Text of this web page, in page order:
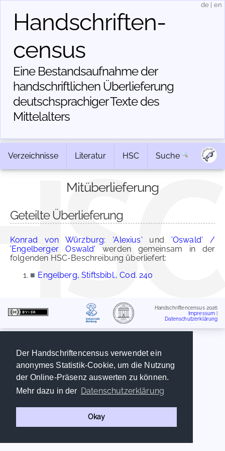
Der Handschriftencensus verwendet ein
anonymes Statistik-Cookie, um die Nutzung
der Online-Präsenz auswerten zu können.
Mehr dazu in der Datenschutzerklärung
Okay
Handschriften­
census
Eine Bestandsaufnahme der
handschriftlichen Über­lieferung
deutschsprachiger Texte des
Mittelalters
de en
Verzeichnisse Literatur HSC Suche
Mitüberlieferung
Geteilte Überlieferung
Konrad von Würzburg: 'Alexius' und 'Oswald' /
'Engelberger Oswald' werden gemeinsam in der
folgenden HSC-Beschreibung überliefert:
■ Engelberg, Stiftsbibl., Cod. 240
Handschriftencensus 2026
Impressum
Datenschutzerklärung